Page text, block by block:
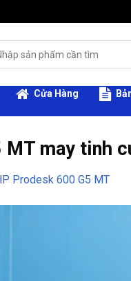
Cửa Hàng
MT may tinh
Prodesk 600 G5 MT